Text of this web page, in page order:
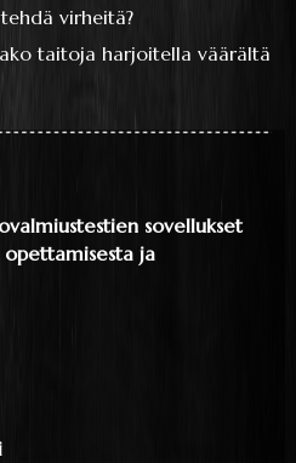
virheitä?
taitoja harjoitella väärältä
sovellukset
ja